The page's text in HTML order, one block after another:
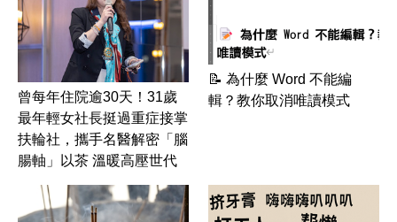
曾每年住院逾30天！31歲
最年輕女社長挺過重症接掌
扶輪社，攜手名醫解密「腦
腸軸」以茶 溫暖高壓世代
📝 為什麼 Word 不能編
輯？教你取消唯讀模式